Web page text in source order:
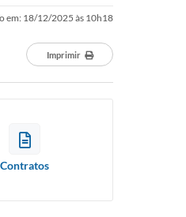
em: 18/12/2025 às 10h18
Imprimir
Contratos